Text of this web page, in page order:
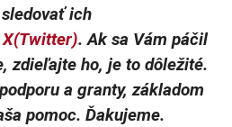
ich
X(Twitter). Ak sa Vám páčil
zdieľajte ho, je to dôležité.
a granty, základom
pomoc. Ďakujeme.